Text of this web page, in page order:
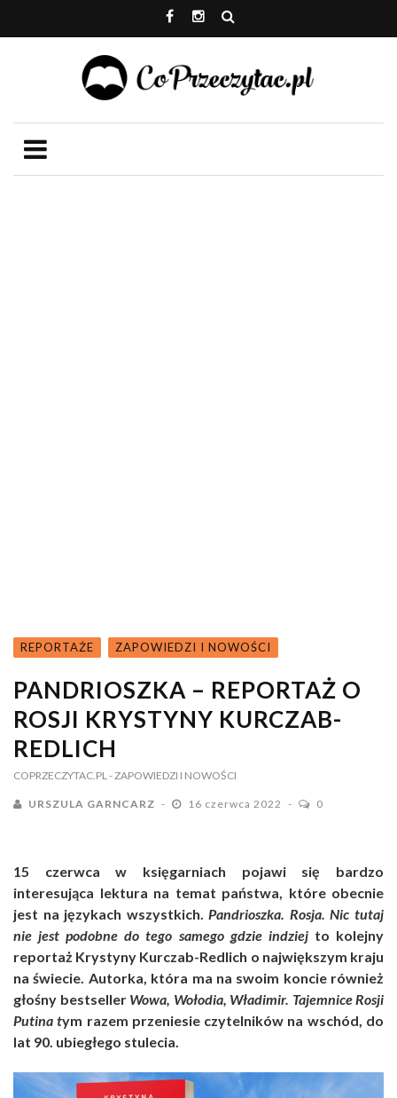
REPORTAŻE ZAPOWIEDZI I NOWOŚCI
PANDRIOSZKA – REPORTAŻ O
ROSJI KRYSTYNY KURCZAB-
REDLICH
COPRZECZYTAC.PL - ZAPOWIEDZI I NOWOŚCI
URSZULA GARNCARZ 16 czerwca 2022 0
15 czerwca w księgarniach pojawi się bardzo
interesująca lektura na temat państwa, które obecnie
jest na językach wszystkich.Pandrioszka. Rosja. Nic tutaj
nie jest podobne do tego samego gdzie indziejto kolejny
reportaż Krystyny Kurczab-Redlich o największym kraju
na świecie. Autorka, która ma na swoim koncie również
głośny bestseller Wowa, Wołodia, Władimir. Tajemnice Rosji
Putina tym razem przeniesie czytelników na wschód, do
lat 90. ubiegłego stulecia.